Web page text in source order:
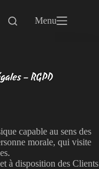
Menu
– RGPD
capable au sens des
morale, qui visite
à disposition des Clients